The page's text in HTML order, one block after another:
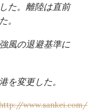
た。離陸は直前
。
風の退避基準に
変更した。
www.sankei.com/